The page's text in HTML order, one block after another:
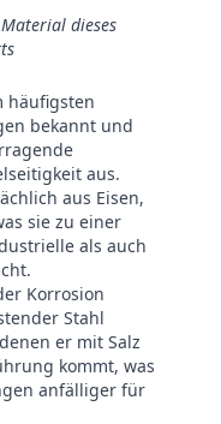
dieses
häufigsten
bekannt und
aus.
aus Eisen,
sie zu einer
als auch
Korrosion
Stahl
er mit Salz
kommt, was
anfälliger für